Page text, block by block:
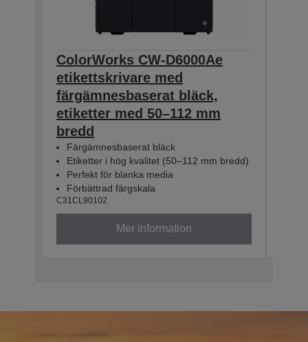
ColorWorks CW-D6000Ae
etikettskrivare med
färgämnesbaserat bläck,
etiketter med 50–112 mm
bredd
Färgämnesbaserat bläck
Etiketter i hög kvalitet (50–112 mm bredd)
Perfekt för blanka media
Förbättrad färgskala
C31CL90102
Mer information